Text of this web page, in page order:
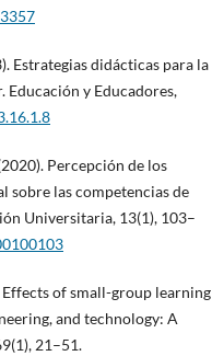
Estrategias didácticas para la
Educación y Educadores,
Percepción de los
sobre las competencias de
Universitaria, 13(1), 103–
Effects of small-group learning
and technology: A
21–51.